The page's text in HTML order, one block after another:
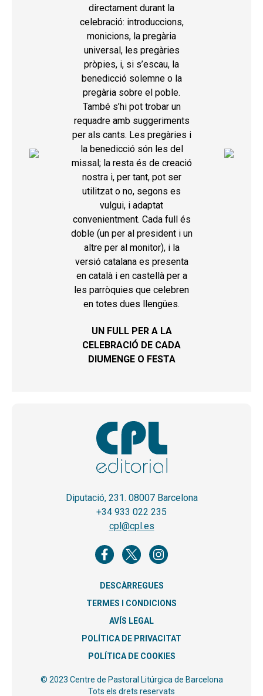
directament durant la
celebració: introduccions,
monicions, la pregària
universal, les pregàries
pròpies, i, si s’escau, la
benedicció solemne o la
pregària sobre el poble.
També s’hi pot trobar un
requadre amb suggeriments
per als cants. Les pregàries i
la benedicció són les del
missal; la resta és de creació
nostra i, per tant, pot ser
utilitzat o no, segons es
vulgui, i adaptat
convenientment. Cada full és
doble (un per al president i un
altre per al monitor), i la
versió catalana es presenta
en català i en castellà per a
les parròquies que celebren
en totes dues llengües.
UN FULL PER A LA
CELEBRACIÓ DE CADA
DIUMENGE O FESTA
Diputació, 231. 08007 Barcelona
+34 933 022 235
cpl@cpl.es
DESCÀRREGUES
TERMES I CONDICIONS
AVÍS LEGAL
POLÍTICA DE PRIVACITAT
POLÍTICA DE COOKIES
© 2023 Centre de Pastoral Litúrgica de Barcelona
Tots els drets reservats